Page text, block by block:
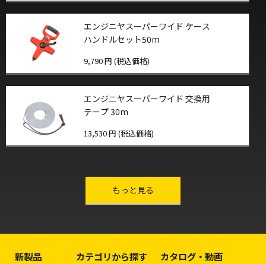
エンジニヤスーパーワイド ケース
ハンドルセット50m
9,790 円 (税込価格)
エンジニヤスーパーワイド 交換用
テープ 30m
13,530 円 (税込価格)
もっと見る
新製品 カテゴリから探す カタログ・動画